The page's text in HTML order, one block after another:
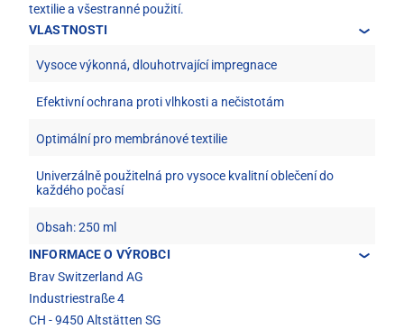
textilie a všestranné použití.
VLASTNOSTI
Vysoce výkonná, dlouhotrvající impregnace
Efektivní ochrana proti vlhkosti a nečistotám
Optimální pro membránové textilie
Univerzálně použitelná pro vysoce kvalitní oblečení do
každého počasí
Obsah: 250 ml
INFORMACE O VÝROBCI
Brav Switzerland AG
Industriestraße 4
CH - 9450 Altstätten SG